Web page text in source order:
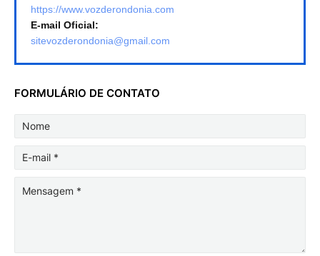
https://www.vozderondonia.com
E-mail Oficial:
sitevozderondonia@gmail.com
FORMULÁRIO DE CONTATO